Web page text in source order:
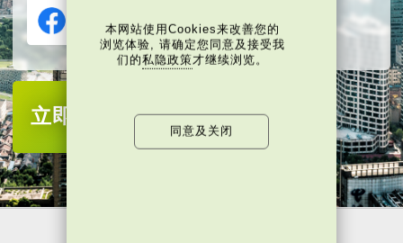
立即注册 成为当代中国会员
本网站使用Cookies来改善您的
浏览体验, 请确定您同意及接受我
们的私隐政策才继续浏览。
同意及关闭